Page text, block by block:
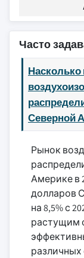
Часто
Северной
Рынок
Америке в
долларов
на 8,5% с
растущим